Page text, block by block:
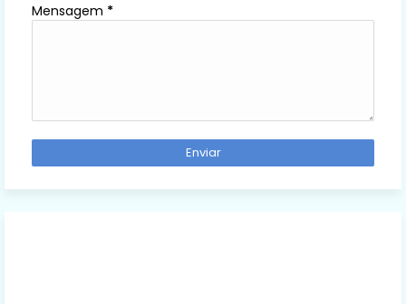
Mensagem *